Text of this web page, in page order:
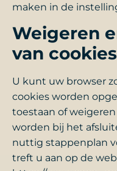
maken in de
Weigeren
van cookies
U kunt uw browser
cookies worden
toestaan of
worden bij het
nuttig stappenplan
treft u aan op de